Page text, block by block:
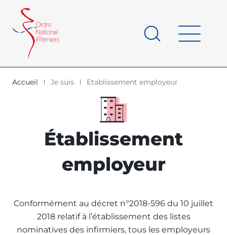
contenu
principal
d'Ariane
Accueil Je suis Etablissement employeur
Établissement
employeur
Conformément au décret n°2018-596 du 10 juillet
2018 relatif à l’établissement des listes
nominatives des infirmiers, tous les employeurs
page
Panneau de gestion des cookies